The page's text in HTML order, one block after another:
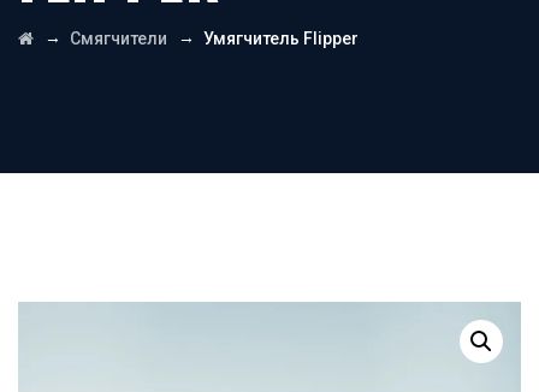
→ Смягчители → Умягчитель Flipper